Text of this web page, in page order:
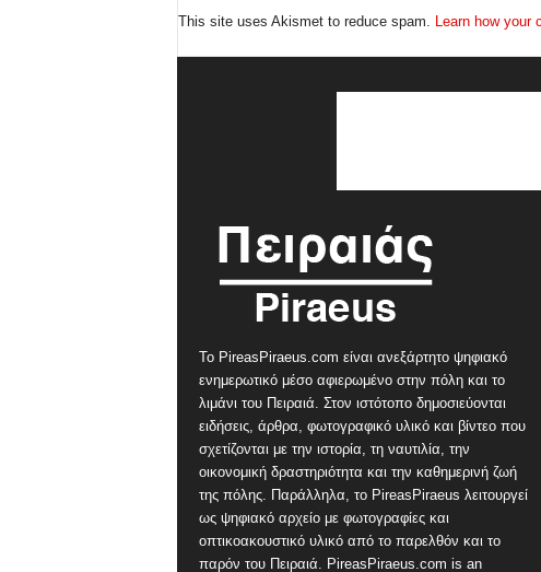
This site uses Akismet to reduce spam. Learn how your
Το PireasPiraeus.com είναι ανεξάρτητο ψηφιακό
ενημερωτικό μέσο αφιερωμένο στην πόλη και το
λιμάνι του Πειραιά. Στον ιστότοπο δημοσιεύονται
ειδήσεις, άρθρα, φωτογραφικό υλικό και βίντεο που
σχετίζονται με την ιστορία, τη ναυτιλία, την
οικονομική δραστηριότητα και την καθημερινή ζωή
της πόλης. Παράλληλα, το PireasPiraeus λειτουργεί
ως ψηφιακό αρχείο με φωτογραφίες και
οπτικοακουστικό υλικό από το παρελθόν και το
παρόν του Πειραιά. PireasPiraeus.com is an